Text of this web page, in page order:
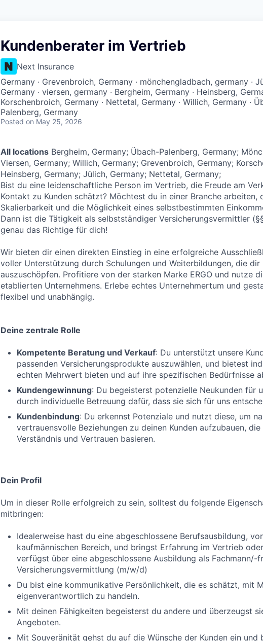
Kundenberater im Vertrieb
Next Insurance
Germany · Grevenbroich, Germany · mönchengladbach, germany ·
Germany · viersen, germany · Bergheim, Germany · Heinsberg,
Korschenbroich, Germany · Nettetal, Germany · Willich, Germany ·
Palenberg, Germany
Posted on May 25, 2026
All locations Bergheim, Germany; Übach-Palenberg, Germany;
Viersen, Germany; Willich, Germany; Grevenbroich, Germany;
Heinsberg, Germany; Jülich, Germany; Nettetal, Germany;
Bist du eine leidenschaftliche Person im Vertrieb, die Freude am
Kontakt zu Kunden schätzt? Möchtest du in einer Branche
Skalierbarkeit und die Möglichkeit eines selbstbestimmten
Dann ist die Tätigkeit als selbstständiger Versicherungsvermittler
genau das Richtige für dich!
Wir bieten dir einen direkten Einstieg in eine erfolgreiche
voller Unterstützung durch Schulungen und Weiterbildungen, die dir
auszuschöpfen. Profitiere von der starken Marke ERGO und nutze
etablierten Unternehmens. Erlebe echtes Unternehmertum und
flexibel und unabhängig.
Deine zentrale Rolle
Kompetente Beratung und Verkauf: Du unterstützt unsere
passenden Versicherungsprodukte auszuwählen, und bietest
echten Mehrwert bieten und auf ihre spezifischen Bedürfnisse
Kundengewinnung: Du begeisterst potenzielle Neukunden für
durch individuelle Betreuung dafür, dass sie sich für uns
Kundenbindung: Du erkennst Potenziale und nutzt diese, um
vertrauensvolle Beziehungen zu deinen Kunden aufzubauen,
Verständnis und Vertrauen basieren.
Dein Profil
Um in dieser Rolle erfolgreich zu sein, solltest du folgende
mitbringen:
Idealerweise hast du eine abgeschlossene Berufsausbildung,
kaufmännischen Bereich, und bringst Erfahrung im Vertrieb
verfügst über eine abgeschlossene Ausbildung als Fachmann/-
Versicherungsvermittlung (m/w/d)
Du bist eine kommunikative Persönlichkeit, die es schätzt, mit
eigenverantwortlich zu handeln.
Mit deinen Fähigkeiten begeisterst du andere und überzeugst
Angeboten.
Mit Souveränität gehst du auf die Wünsche der Kunden ein